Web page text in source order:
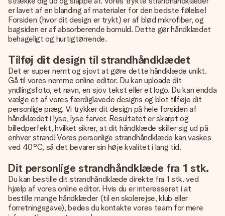
er lavet af en blanding af materialer for den bedste følelse!
Forsiden (hvor dit design er trykt) er af blød mikrofiber, og
bagsiden er af absorberende bomuld. Dette gør håndklædet
behageligt og hurtigtørrende.
Tilføj dit design til strandhåndklædet
Det er super nemt og sjovt at gøre dette håndklæde unikt.
Gå til vores nemme online editor. Du kan uploade dit
yndlingsfoto, et navn, en sjov tekst eller et logo. Du kan endda
vælge et af vores færdiglavede designs og blot tilføje dit
personlige præg. Vi trykker dit design på hele forsiden af ​​
håndklædet i lyse, lyse farver. Resultatet er skarpt og
billedperfekt, hvilket sikrer, at dit håndklæde skiller sig ud på
enhver strand! Vores personlige strandhåndklæde kan vaskes
ved 40°C, så det bevarer sin høje kvalitet i lang tid.
Dit personlige strandhåndklæde fra 1 stk.
Du kan bestille dit strandhåndklæde direkte fra 1 stk. ved
hjælp af vores online editor. Hvis du er interesseret i at
bestille mange håndklæder (til en skolerejse, klub eller
forretningsgave), bedes du kontakte vores team for mere